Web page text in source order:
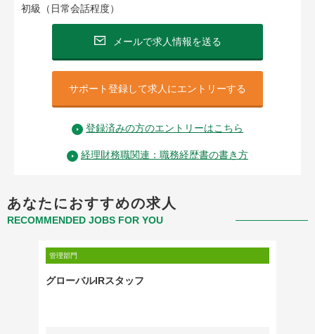
初級（日常会話程度）
メールで求人情報を送る
サポート登録して求人にエントリーする
登録済みの方のエントリーはこちら
経理財務職関連：職務経歴書の書き方
あなたにおすすめの求人
RECOMMENDED JOBS FOR YOU
管理部門
グローバルIRスタッフ